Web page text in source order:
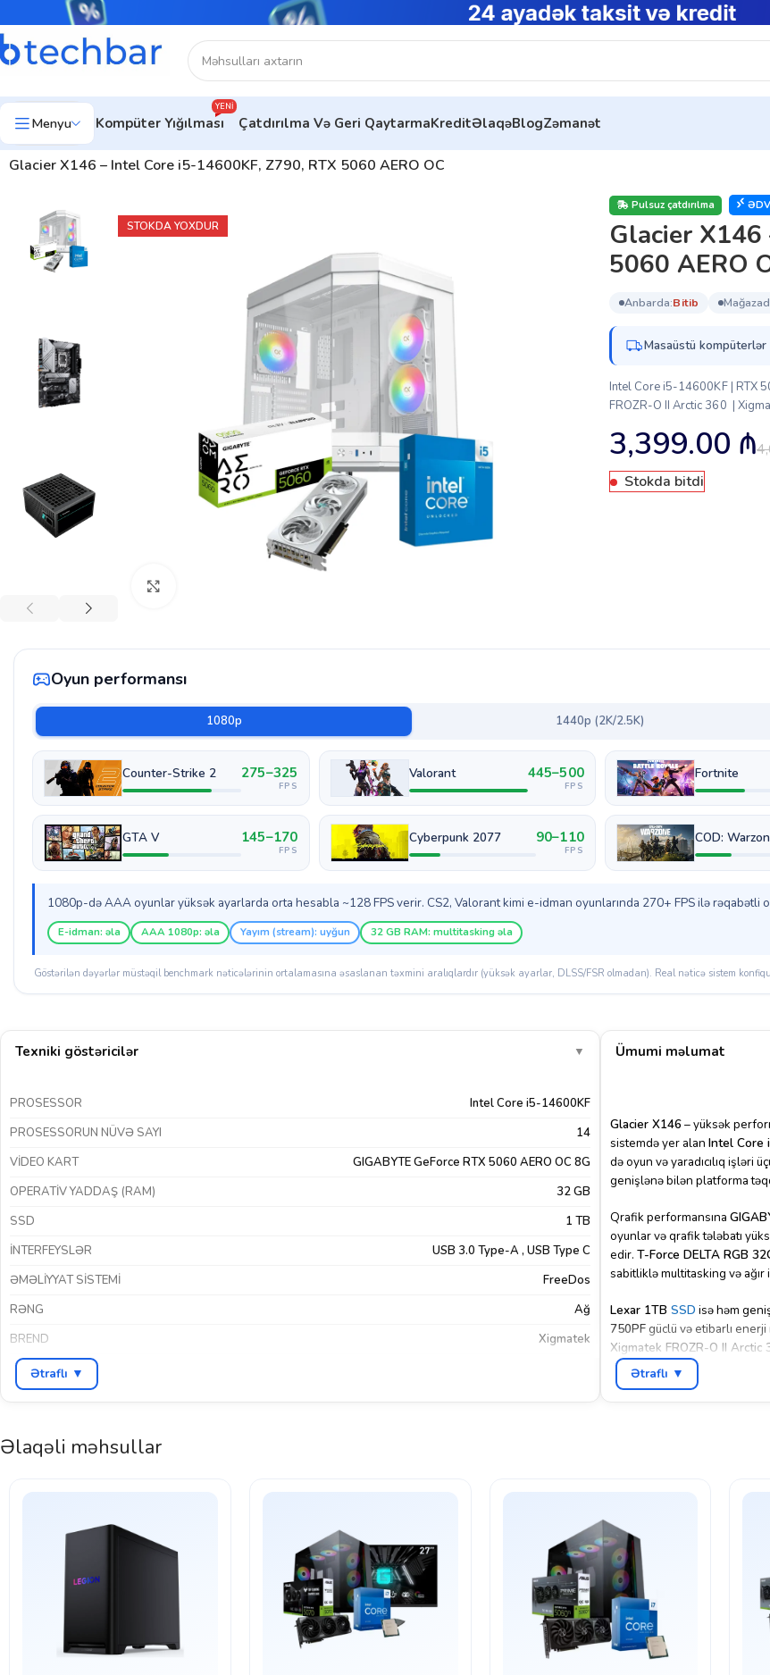
Menyu Kompüter Yığılması
YENI
Çatdırılma Və Geri QaytarmaKreditƏlaqəBlogZəmanət
Ev Kompüter avadanlıqları
Glacier X146 – Intel Core i5-14600KF, Z790, RTX 5060 AERO OC
STOKDA YOXDUR
Pulsuz çatdırılma ƏDV
Glacier
5060 AERO
anbarda: bi̇ti̇b
Masaüstü kompüterlər
Intel Core i5-14600KF | RTX
FROZR-O II Arctic 360 |
3,399.00 ₼
Stokda bitdi
Oyun performansı
1080p 1440p (2K/2.5K)
Counter-Strike 2 275–325
FPS
Valorant 445–500
FPS
Fortnite
GTA V 145–170
FPS
Cyberpunk 2077 90–110
FPS
COD:
1080p-də AAA oyunlar yüksək ayarlarda orta hesabla ~128 FPS verir. CS2, Valorant kimi e-idman oyunlarında 270+ FPS ilə rəqabətli
E-idman: əla AAA 1080p: əla Yayım (stream): uyğun 32 GB RAM: multitasking əla
Göstərilən dəyərlər müstəqil benchmark nəticələrinin ortalamasına əsaslanan təxmini aralıqlardır (yüksək ayarlar, DLSS/FSR olmadan). Real nəticə sistem
Texniki göstəricilər ▼
PROSESSOR
Intel Core i5-14600KF
PROSESSORUN NÜVƏ SAYI
14
VIDEO KART
GIGABYTE GeForce RTX 5060 AERO OC 8G
OPERATIV YADDAŞ (RAM)
32 GB
SSD
1 TB
İNTERFEYSLƏR
USB 3.0 Type-A, USB Type C
ƏMƏLIYYAT SISTEMI
FreeDos
RƏNG
Ağ
BREND
Xigmatek
Ətraflı ▼
Ümumi məlumat
Glacier X146– yüksək
sistemdə yer alan Intel Core
də oyun və yaradıcılıq işləri
genişlənə bilən platforma
Qrafik performansına
oyunlar və qrafik tələbatı
edir. T-Force DELTA RGB
sabitliklə multitasking və ağır
Lexar 1TB SSD isə həm
750PF güclü və etibarlı
Xigmatek FROZR-O II Arctic
da uzun müddətli yükləmələr
Ətraflı ▼
Əlaqəli məhsullar